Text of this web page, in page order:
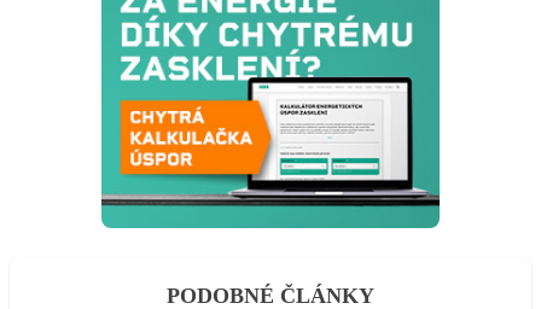
PODOBNÉ ČLÁNKY